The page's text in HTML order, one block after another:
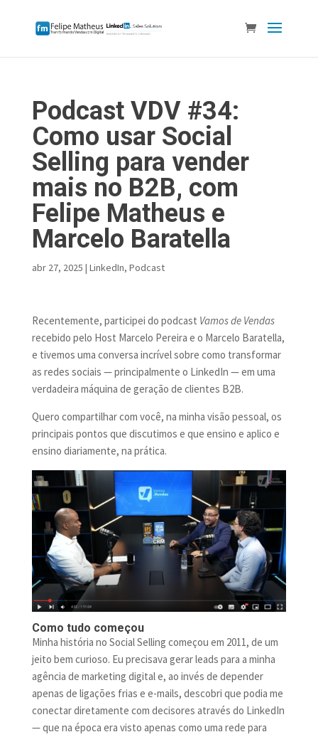
Podcast VDV #34:
Como usar Social
Selling para vender
mais no B2B, com
Felipe Matheus e
Marcelo Baratella
abr 27, 2025 | LinkedIn, Podcast
Recentemente, participei do podcast Vamos de Vendas
recebido pelo Host Marcelo Pereira e o Marcelo Baratella,
e tivemos uma conversa incrível sobre como transformar
as redes sociais — principalmente o LinkedIn — em uma
verdadeira máquina de geração de clientes B2B.
Quero compartilhar com você, na minha visão pessoal, os
principais pontos que discutimos e que ensino e aplico e
ensino diariamente, na prática.
Como tudo começou
Minha história no Social Selling começou em 2011, de um
jeito bem curioso. Eu precisava gerar leads para a minha
agência de marketing digital e, ao invés de depender
apenas de ligações frias e e-mails, descobri que podia me
conectar diretamente com decisores através do LinkedIn
— que na época era visto apenas como uma rede para